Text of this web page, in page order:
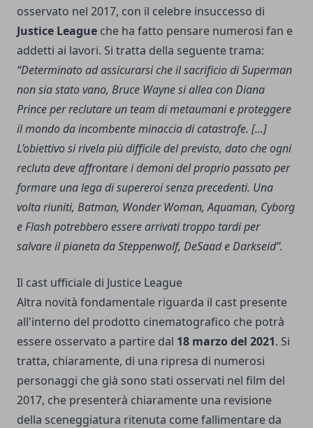
osservato nel 2017, con il celebre insuccesso di
Justice League che ha fatto pensare numerosi fan e
addetti ai lavori. Si tratta della seguente trama:
“Determinato ad assicurarsi che il sacrificio di Superman
non sia stato vano, Bruce Wayne si allea con Diana
Prince per reclutare un team di metaumani e proteggere
il mondo da incombente minaccia di catastrofe. [...]
L’obiettivo si rivela più difficile del previsto, dato che ogni
recluta deve affrontare i demoni del proprio passato per
formare una lega di supereroi senza precedenti. Una
volta riuniti, Batman, Wonder Woman, Aquaman, Cyborg
e Flash potrebbero essere arrivati troppo tardi per
salvare il pianeta da Steppenwolf, DeSaad e Darkseid”.
Il cast ufficiale di Justice League
Altra novità fondamentale riguarda il cast presente
all'interno del prodotto cinematografico che potrà
essere osservato a partire dal 18 marzo del 2021. Si
tratta, chiaramente, di una ripresa di numerosi
personaggi che già sono stati osservati nel film del
2017, che presenterà chiaramente una revisione
della sceneggiatura ritenuta come fallimentare da